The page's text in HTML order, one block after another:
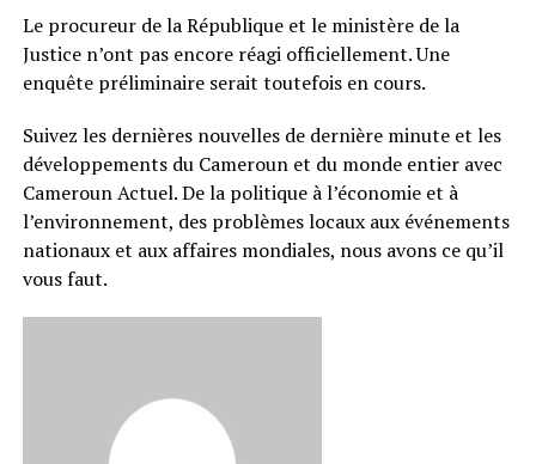
Le procureur de la République et le ministère de la
Justice n’ont pas encore réagi officiellement. Une
enquête préliminaire serait toutefois en cours.
Suivez les dernières nouvelles de dernière minute et les
développements du Cameroun et du monde entier avec
Cameroun Actuel. De la politique à l’économie et à
l’environnement, des problèmes locaux aux événements
nationaux et aux affaires mondiales, nous avons ce qu’il
vous faut.